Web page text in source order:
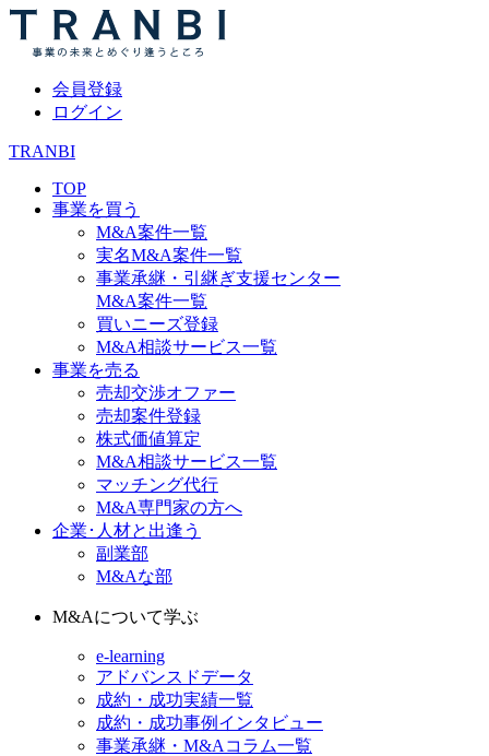
会員登録
ログイン
TRANBI
TOP
事業を買う
M&A案件一覧
実名M&A案件一覧
事業承継・引継ぎ支援センター
M&A案件一覧
買いニーズ登録
M&A相談サービス一覧
事業を売る
売却交渉オファー
売却案件登録
株式価値算定
M&A相談サービス一覧
マッチング代行
M&A専門家の方へ
企業･人材と出逢う
副業部
M&Aな部
M&Aについて学ぶ
e-learning
アドバンスドデータ
成約・成功実績一覧
成約・成功事例インタビュー
事業承継・M&Aコラム一覧